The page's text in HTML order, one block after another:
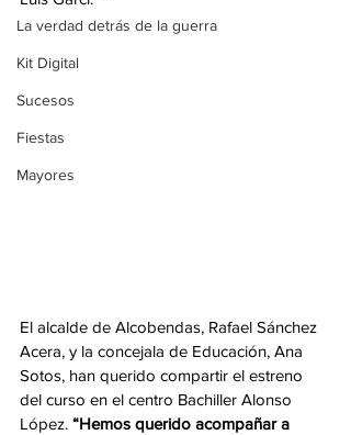
La verdad detrás de la guerra
Kit Digital
Sucesos
Fiestas
Mayores
El alcalde de Alcobendas, Rafael Sánchez
Acera, y la concejala de Educación, Ana
Sotos, han querido compartir el estreno
del curso en el centro Bachiller Alonso
López. “Hemos querido acompañar a